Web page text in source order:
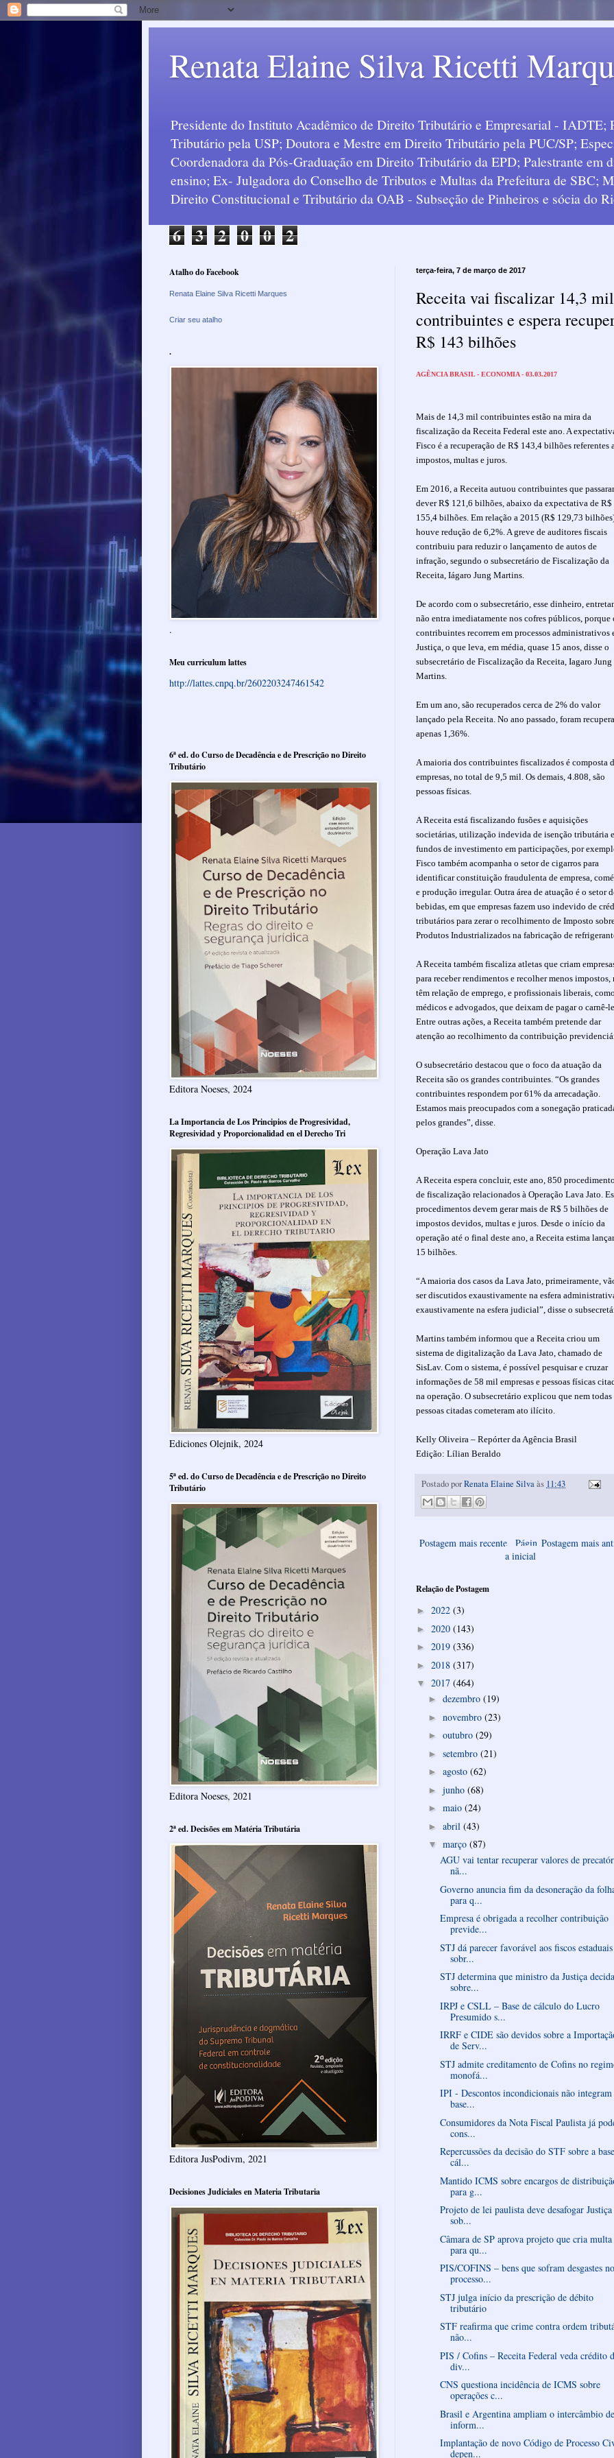
Renata Elaine Silva Ricetti
Presidente do Instituto Acadêmico de Direito Tributário e Empresarial - IADTE;
Tributário pela USP; Doutora e Mestre em Direito Tributário pela PUC/SP;
Coordenadora da Pós-Graduação em Direito Tributário da EPD; Palestrante em
ensino; Ex- Julgadora do Conselho de Tributos e Multas da Prefeitura de SBC;
Direito Constitucional e Tributário da OAB - Subseção de Pinheiros e sócia do
6 3 2 0 0 2
terça-feira, 7 de março de 2017
Receita vai fiscalizar 14,3 mil
contribuintes e espera
R$ 143 bilhões
AGÊNCIA BRASIL - ECONOMIA - 03.03.2017
Mais de 14,3 mil contribuintes estão na mira da
fiscalização da Receita Federal este ano. A
Fisco é a recuperação de R$ 143,4 bilhões referentes
impostos, multas e juros.
Em 2016, a Receita autuou contribuintes que
dever R$ 121,6 bilhões, abaixo da expectativa de R$
155,4 bilhões. Em relação a 2015 (R$ 129,73
houve redução de 6,2%. A greve de auditores fiscais
contribuiu para reduzir o lançamento de autos de
infração, segundo o subsecretário de Fiscalização da
Receita, Iágaro Jung Martins.
De acordo com o subsecretário, esse dinheiro,
não entra imediatamente nos cofres públicos, porque
contribuintes recorrem em processos administrativos
Justiça, o que leva, em média, quase 15 anos, disse o
subsecretário de Fiscalização da Receita, Iagaro Jung
Martins.
Em um ano, são recuperados cerca de 2% do valor
lançado pela Receita. No ano passado, foram
apenas 1,36%.
A maioria dos contribuintes fiscalizados é composta
empresas, no total de 9,5 mil. Os demais, 4.808, são
pessoas físicas.
A Receita está fiscalizando fusões e aquisições
societárias, utilização indevida de isenção tributária
fundos de investimento em participações, por
Fisco também acompanha o setor de cigarros para
identificar constituição fraudulenta de empresa,
e produção irregular. Outra área de atuação é o setor
bebidas, em que empresas fazem uso indevido de
tributários para zerar o recolhimento de Imposto
Produtos Industrializados na fabricação de
A Receita também fiscaliza atletas que criam
para receber rendimentos e recolher menos impostos,
têm relação de emprego, e profissionais liberais,
médicos e advogados, que deixam de pagar o carnê-
Entre outras ações, a Receita também pretende dar
atenção ao recolhimento da contribuição
O subsecretário destacou que o foco da atuação da
Receita são os grandes contribuintes. “Os grandes
contribuintes respondem por 61% da arrecadação.
Estamos mais preocupados com a sonegação
pelos grandes”, disse.
Operação Lava Jato
A Receita espera concluir, este ano, 850
de fiscalização relacionados à Operação Lava Jato.
procedimentos devem gerar mais de R$ 5 bilhões de
impostos devidos, multas e juros. Desde o início da
operação até o final deste ano, a Receita estima
15 bilhões.
“A maioria dos casos da Lava Jato, primeiramente,
ser discutidos exaustivamente na esfera
exaustivamente na esfera judicial”, disse o
Martins também informou que a Receita criou um
sistema de digitalização da Lava Jato, chamado de
SisLav. Com o sistema, é possível pesquisar e cruzar
informações de 58 mil empresas e pessoas físicas
na operação. O subsecretário explicou que nem todas
pessoas citadas cometeram ato ilícito.
Kelly Oliveira – Repórter da Agência Brasil
Edição: Lílian Beraldo
Postado porRenata Elaine Silvaàs 11:43
Postagem mais recente Postagem mais
Págin
a inicial
Relação de Postagem
► 2022 (3)
► 2020 (143)
► 2019 (336)
► 2018 (317)
▼ 2017 (464)
► dezembro (19)
► novembro (23)
► outubro (29)
► setembro (21)
► agosto (62)
► junho (68)
► maio (24)
► abril (43)
▼ março (87)
AGU vai tentar recuperar valores de
nã...
Governo anuncia fim da desoneração da
para q...
Empresa é obrigada a recolher contribuição
previde...
STJ dá parecer favorável aos fiscos estaduais
sobr...
STJ determina que ministro da Justiça decida
sobre...
IRPJ e CSLL – Base de cálculo do Lucro
Presumido s...
IRRF e CIDE são devidos sobre a
de Serv...
STJ admite creditamento de Cofins no
monofá...
IPI - Descontos incondicionais não integram
base...
Consumidores da Nota Fiscal Paulista já
cons...
Repercussões da decisão do STF sobre a
cál...
Mantido ICMS sobre encargos de
para g...
Projeto de lei paulista deve desafogar Justiça
sob...
Câmara de SP aprova projeto que cria multa
para qu...
PIS/COFINS – bens que sofram desgastes no
processo...
STJ julga início da prescrição de débito
tributário
STF reafirma que crime contra ordem
não...
PIS / Cofins – Receita Federal veda crédito
div...
CNS questiona incidência de ICMS sobre
operações c...
Brasil e Argentina ampliam o intercâmbio de
inform...
Implantação de novo Código de Processo
depen...
Atalho do Facebook
Renata Elaine Silva Ricetti Marques
Criar seu atalho
.
.
Meu curriculum lattes
http://lattes.cnpq.br/2602203247461542
6ª ed. do Curso de Decadência e de Prescrição no Direito
Tributário
Editora Noeses, 2024
La Importancia de Los Principios de Progresividad,
Regresividad y Proporcionalidad en el Derecho Tri
Ediciones Olejnik, 2024
5ª ed. do Curso de Decadência e de Prescrição no Direito
Tributário
Editora Noeses, 2021
2ª ed. Decisões em Matéria Tributária
Editora JusPodivm, 2021
Decisiones Judiciales en Materia Tributaria